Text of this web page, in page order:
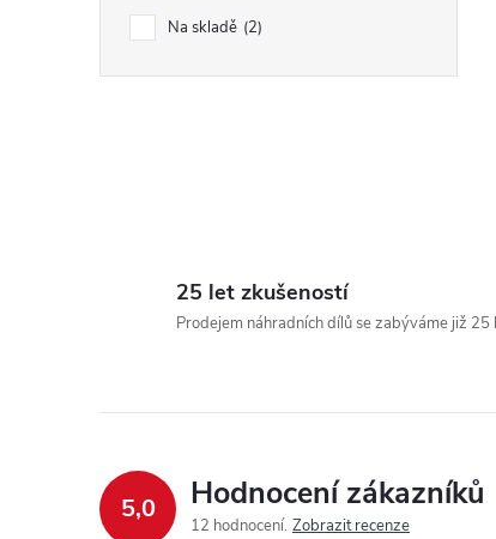
Na skladě 2
25 let zkušeností
Prodejem náhradních dílů se zabýváme již 25
5,0 Hodnocení zákazníků
12 hodnocení Zobrazit recenze